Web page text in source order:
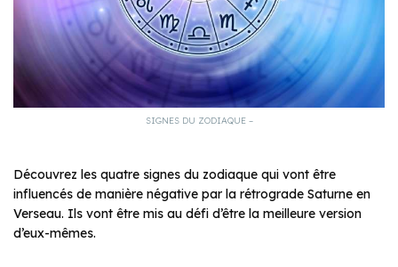
SIGNES DU ZODIAQUE –
Découvrez les quatre signes du zodiaque qui vont être
influencés de manière négative par la rétrograde Saturne en
Verseau. Ils vont être mis au défi d’être la meilleure version
d’eux-mêmes.